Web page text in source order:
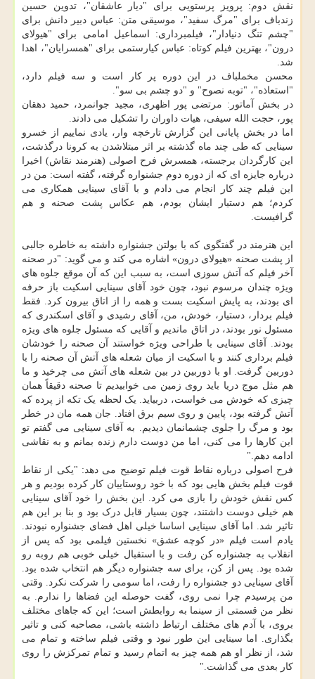
نقش دوم: پرویز پرستویی برای "دیار عاشقان"، تدوین حسین
زندباف برای "مرگ سفید"، موسیقی متن: عباس دبیر دانش برای
"چشم تنگ دنیادار"، فیلمبرداری: اسماعیل امامی برای "هیولای
درون"، بهترین فیلم کوتاه: عباس کیارستمی برای "همسرایان"، اهدا
شد.
محسن مخملباف در این دوره پر کار است و سه فیلم دارد،
"استعاذه"، "توبه نصوح" و "دو چشم بی سو".
در بخش آماتور: مرتضی پور اظهری، مجید جوانمرد، حمید دهقان
پور، حجت الله سیفی، هیات داوران را تشکیل می دادند.
اما در بخش پایانی این گزارش تارخچه وار، یادی نماییم از خسرو
سینایی که طی چند ماه گذشته بر اثر مبتلاشدن به کرونا درگذشت،
این کارگردان برجسته، همسرش فرح اصولی (هنرمند نقاش) اخیرا
درباره جایزه ای که از دوره دوم جشنواره گرفته، گفته است: من در
این فیلم چند کار انجام می دادم و با آقای سینایی همکاری می
کردم؛ هم دستیار ایشان بودم، هم عکاس پشت صحنه و هم
گرافیست.
این هنرمند در گفتگوی که با بولتن جشنواره داشته به خاطره جالبی
از پشت صحنه «هیولای درون» اشاره می کند و می گوید: "در صحنه
آخر فیلم که آتش سوزی است، به سبب این که آن موقع جلوه های
ویژه چندان مرسوم نبود، چون خود آقای سینایی اسکیت باز حرفه
ای بودند، به پایش اسکیت بست و همه را از اتاق بیرون کرد. فقط
فیلم بردار، دستیار، خودش، من، آقای رشیدی و آقای اسکندری که
مسئول نور بودند، در اتاق ماندیم و آقایی که مسئول جلوه های ویژه
بودند. آقای سینایی با طراحی ویژه خواستند آن صحنه را خودشان
فیلم برداری کنند و با اسکیت از میان شعله های آتش آن صحنه را با
دوربین گرفت. او با دوربین در بین شعله های آتش می چرخید و ما
هم مثل موج دریا باید روی زمین می خوابیدیم تا صحنه دقیقاً همان
چیزی که خودش می خواست، دربیاید. یک لحظه یک تکه از پرده که
آتش گرفته بود، پایین و روی سیم برق افتاد. جان همه مان در خطر
بود و مرگ را جلوی چشمانمان دیدیم. به آقای سینایی می گفتم تو
این کارها را می کنی، اما من دوست دارم زنده بمانم و به نقاشی
ادامه دهم."
فرح اصولی درباره نقاط قوت فیلم توضیح می دهد: "یکی از نقاط
قوت فیلم بخش هایی بود که با خود روستاییان کار کرده بودیم و هر
کس نقش خودش را بازی می کرد. این بخش را خود آقای سینایی
هم خیلی دوست داشتند، چون بسیار قابل درک بود و بنا بر این هم
تاثیر شد. اما آقای سینایی اساسا خیلی اهل فضای جشنواره نبودند.
یادم است فیلم «در کوچه عشق» نخستین فیلمی بود که پس از
انقلاب به جشنواره کن رفت و با استقبال خیلی خوبی هم روبه رو
شده بود. پس از کن، برای سه جشنواره دیگر هم انتخاب شده بود.
آقای سینایی دو جشنواره را رفت، اما سومی را شرکت نکرد. وقتی
من پرسیدم چرا نمی روی، گفت حوصله این فضاها را ندارم. به
نظر من قسمتی از سینما به روابطش است؛ این که جاهای مختلف
بروی، با آدم های مختلف ارتباط داشته باشی، مصاحبه کنی و تاثیر
بگذاری. اما سینایی این طور نبود و وقتی فیلم ساخته و تمام می
شد، از نظر او هم همه چیز به اتمام رسید و تمام تمرکزش را روی
کار بعدی می گذاشت."